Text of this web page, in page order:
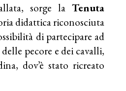
sorge la Tenuta
didattica riconosciuta
di partecipare ad
pecore e dei cavalli,
dov’è stato ricreato